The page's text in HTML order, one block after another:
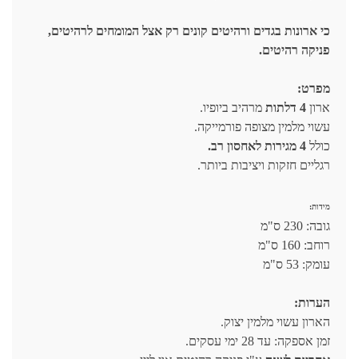
כי ארונות בגדים ורהיטים קונים רק אצל המומחים לרהיטים,
פניקה רהיטים.
מפרט:
ארון
מרהיב ביופיו.
עשוי מלמין מצופה פורמייקה.
כולל 4 מגירות לאחסון רב.
רגליים חזקות ויציבות ביותר.
מידות:
גובה: 230 ס"מ
רוחב: 160 ס"מ
עומק: 53 ס"מ
הערות:
הארון עשוי מלמין יצוק.
זמן אספקה: עד 28 ימי עסקים.